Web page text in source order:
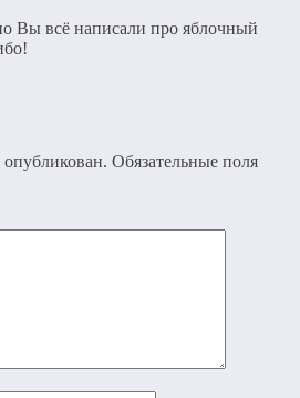
Вы всё написали про яблочный
Обязательные поля